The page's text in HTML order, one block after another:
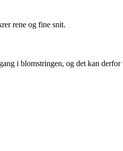
rene og fine snit.
i blomstringen, og det kan